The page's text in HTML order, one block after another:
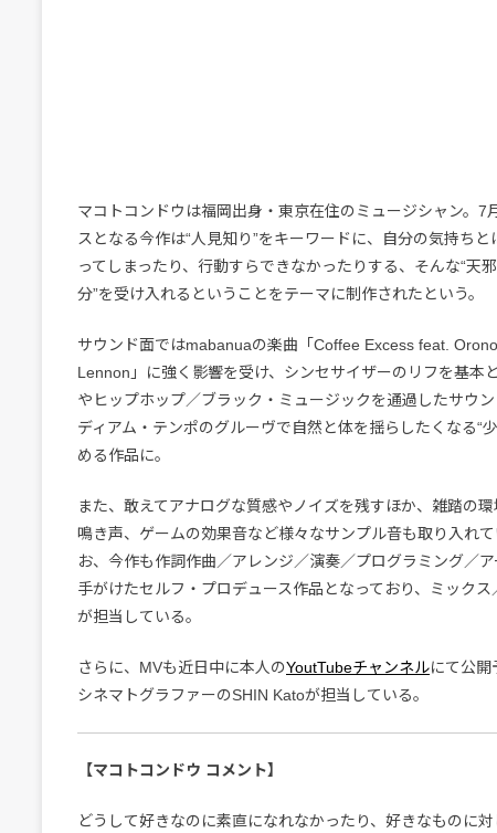
マコトコンドウは福岡出身・東京在住のミュージシャン。7
スとなる今作は“人見知り”をキーワードに、自分の気持ち
ってしまったり、行動すらできなかったりする、そんな“天
分”を受け入れるということをテーマに制作されたという。
サウンド面ではmabanuaの楽曲「Coffee Excess feat.
Lennon」に強く影響を受け、シンセサイザーのリフを基本
やヒップホップ／ブラック・ミュージックを通過したサウ
ディアム・テンポのグルーヴで自然と体を揺らしたくなる“
める作品に。
また、敢えてアナログな質感やノイズを残すほか、雑踏の
鳴き声、ゲームの効果音など様々なサンプル音も取り入れ
お、今作も作詞作曲／アレンジ／演奏／プログラミング／
手がけたセルフ・プロデュース作品となっており、ミック
が担当している。
さらに、MVも近日中に本人のYoutTubeチャンネルにて公開
シネマトグラファーのSHIN Katoが担当している。
【マコトコンドウ コメント】
どうして好きなのに素直になれなかったり、好きなものに